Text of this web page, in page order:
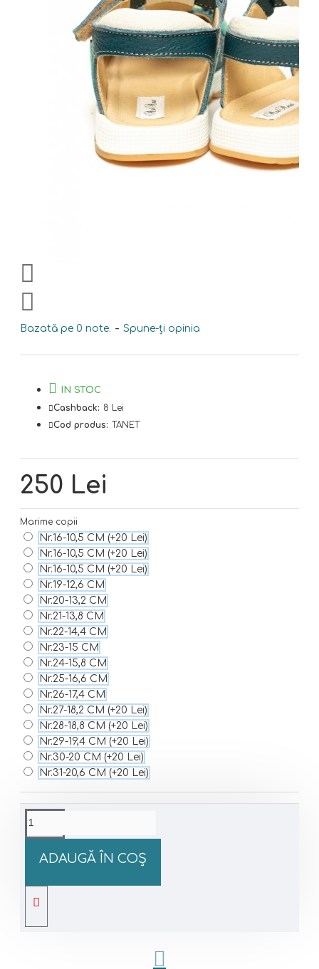
Bazată pe 0 note. - Spune-ţi opinia
250 Lei
IN STOC
Cashback: 8 Lei
Cod produs: TANET
Marime copii
Nr.16-10,5 CM (+20 Lei)
Nr.16-10,5 CM (+20 Lei)
Nr.16-10,5 CM (+20 Lei)
Nr.19-12,6 CM
Nr.20-13,2 CM
Nr.21-13,8 CM
Nr.22-14,4 CM
Nr.23-15 CM
Nr.24-15,8 CM
Nr.25-16,6 CM
Nr.26-17,4 CM
Nr.27-18,2 CM (+20 Lei)
Nr.28-18,8 CM (+20 Lei)
Nr.29-19,4 CM (+20 Lei)
Nr.30-20 CM (+20 Lei)
Nr.31-20,6 CM (+20 Lei)
ADAUGĂ ÎN COŞ